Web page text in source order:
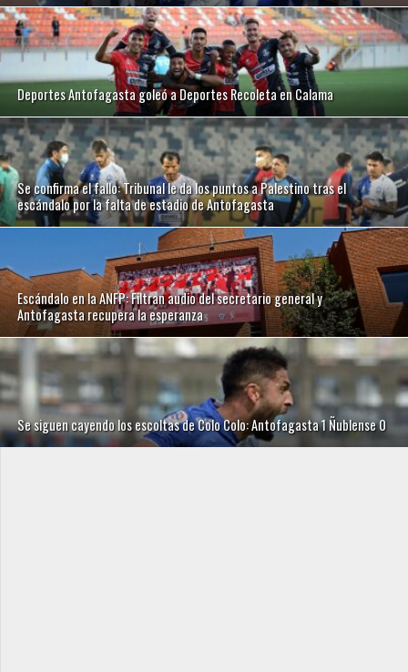
Deportes Antofagasta goleó a Deportes Recoleta en Calama
Se confirma el fallo: Tribunal le da los puntos a Palestino tras el
escándalo por la falta de estadio de Antofagasta
Escándalo en la ANFP: Filtran audio del secretario general y
Antofagasta recupera la esperanza
Se siguen cayendo los escoltas de Colo Colo: Antofagasta 1 Ñublense 0